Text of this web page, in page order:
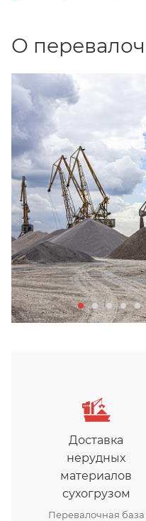
О
Доставка
нерудных
материалов
сухогрузом
Перевалочная база